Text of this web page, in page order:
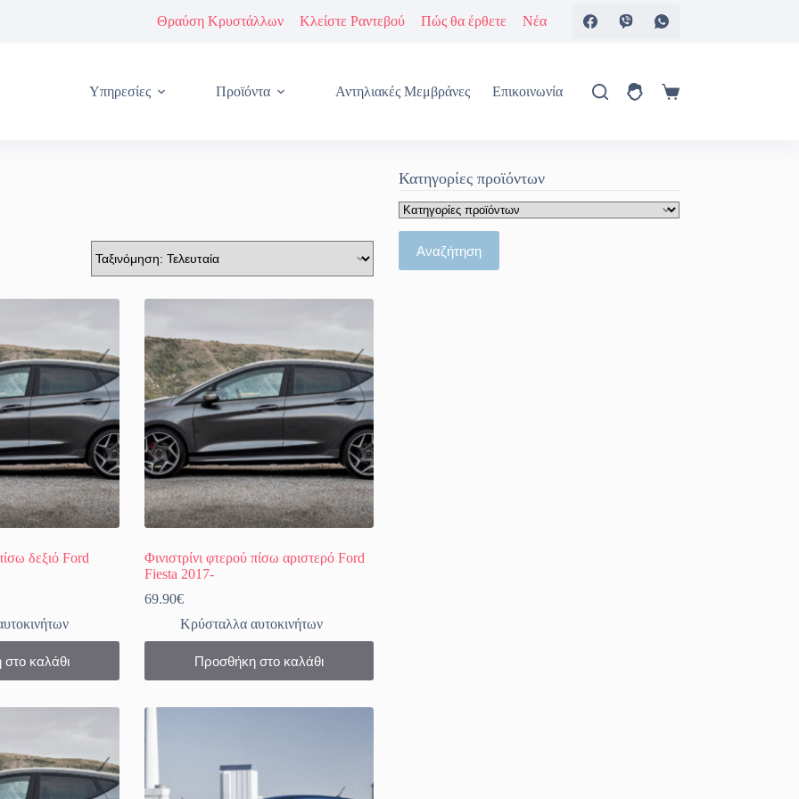
Θραύση Κρυστάλλων Κλείστε Ραντεβού Πώς θα έρθετε Νέα
Υπηρεσίες Προϊόντα Αντηλιακές Μεμβράνες Επικοινωνία
Καλάθι
δεξιό Ford
καλάθι
Φινιστρίνι φτερού πίσω αριστερό Ford
Fiesta 2017-
69.90€
Κρύσταλλα αυτοκινήτων
Προσθήκη στο καλάθι
Κατηγορίες προϊόντων
Αναζήτηση